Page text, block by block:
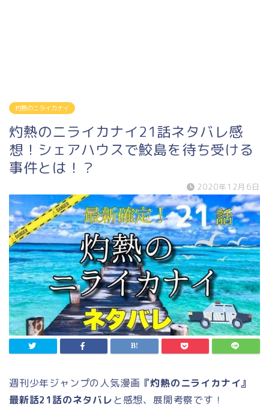
灼熱のニライカナイ
灼熱のニライカナイ21話ネタバレ感
想！シェアハウスで鮫島を待ち受ける
事件とは！？
2020年12月6日
週刊少年ジャンプの人気漫画 『灼熱のニライカナイ』
最新話21話のネタバレと感想、展開考察です！